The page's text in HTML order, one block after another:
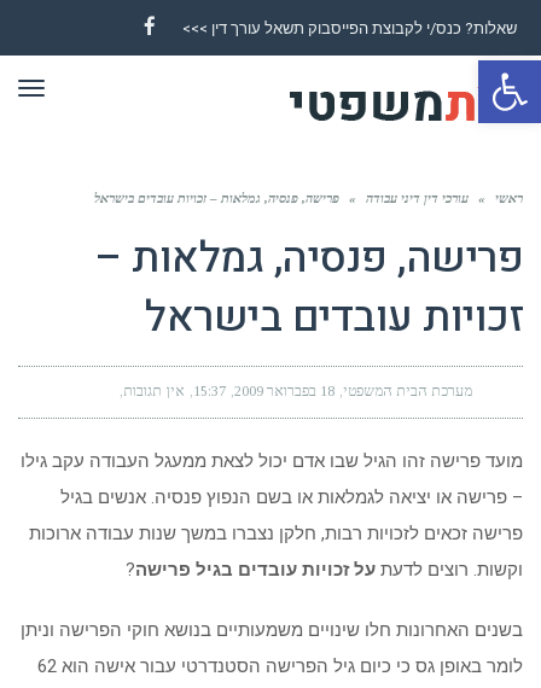
פתח סרגל נגישות
שאלות? כנס/י לקבוצת הפייסבוק תשאל עורך דין >>>
Facebook
ראשי » עורכי דין דיני עבודה » פרישה, פנסיה, גמלאות – זכויות עובדים בישראל
פרישה, פנסיה, גמלאות –
זכויות עובדים בישראל
מערכת הבית המשפטי 18 בפברואר 2009 15:37 אין תגובות
מועד פרישה זהו הגיל שבו אדם יכול לצאת ממעגל העבודה עקב גילו
– פרישה או יציאה לגמלאות או בשם הנפוץ פנסיה. אנשים בגיל
פרישה זכאים לזכויות רבות, חלקן נצברו במשך שנות עבודה ארוכות
וקשות. רוצים לדעת על זכויות עובדים בגיל פרישה?
בשנים האחרונות חלו שינויים משמעותיים בנושא חוקי הפרישה וניתן
לומר באופן גס כי כיום גיל הפרישה הסטנדרטי עבור אישה הוא 62